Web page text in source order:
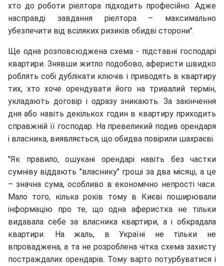
хто до роботи ріелтора підходить професійно. Адже
насправді завдання ріелтора – максимально
убезпечити від всіляких ризиків обидві сторони".
Ще одна розповсюджена схема - підставні господарі
квартири. Знявши житло подобово, аферисти швидко
роблять собі дублікати ключів і приводять в квартиру
тих, хто хоче орендувати його на тривалий термін,
укладають договір і одразу зникають. За закінчення
дня або навіть декількох годин в квартиру приходить
справжній її господар. На превеликий подив орендаря
і власника, виявляється, що обидва повірили шахраєві.
"Як правило, ошукані орендарі навіть без частки
сумніву віддають "власнику" гроші за два місяці, а це
– значна сума, особливо в економічно непрості часи.
Мало того, кілька років тому в Києві поширювали
інформацію про те, що одна аферистка не тільки
видавала себе за власника квартири, а і обкрадала
квартири. На жаль, в Україні не тільки не
впроваджена, а та не розроблена чітка схема захисту
постраждалих орендарів. Тому варто потурбуватися і